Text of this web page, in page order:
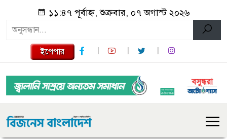
১১:৪৭ পূর্বাহ্ন, শুক্রবার, ০৭ অগাস্ট ২০২৬
ইপেপার